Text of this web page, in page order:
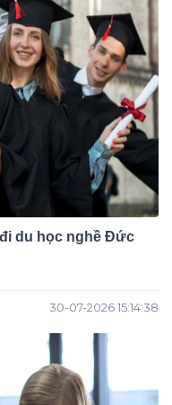
du học nghề Đức
30-07-2026 15:14:38